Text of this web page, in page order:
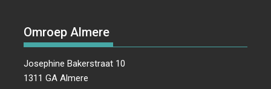
Omroep Almere
Josephine Bakerstraat 10
1311 GA Almere